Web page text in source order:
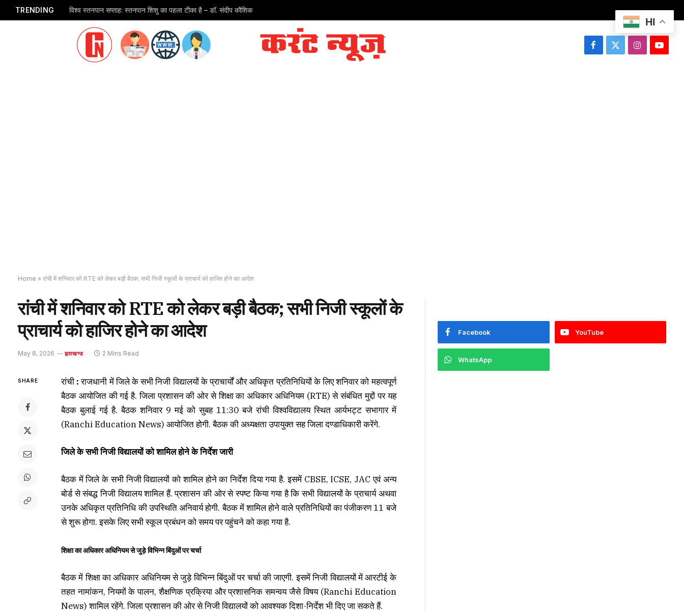
TRENDING विश्व स्तनपान सप्ताह: स्तनपान शिशु का पहला टीका है – डॉ. संदीप कौशिक
Facebook
X
Instagram
Home » रांची में शनिवार को RTE को लेकर बड़ी बैठक; सभी निजी स्कूलों के प्राचार्य को हाजिर होने का आदेश
रांची में शनिवार को RTE को लेकर बड़ी बैठक; सभी निजी स्कूलों के
प्राचार्य को हाजिर होने का आदेश
May 8, 2026 झारखण्ड 2 Mins Read
SHARE रांची :राजधानी में जिले के सभी निजी विद्यालयों के प्राचार्यों और अधिकृत प्रतिनिधियों के लिए शनिवार को महत्वपूर्ण
बैठक आयोजित की गई है. जिला प्रशासन की ओर से शिक्षा का अधिकार अधिनियम (RTE) से संबंधित मुद्दों पर यह
बैठक बुलाई गई है. बैठक शनिवार 9 मई को सुबह 11:30 बजे रांची विश्वविद्यालय स्थित आर्यभट्ट सभागार में
(Ranchi Education News) आयोजित होगी. बैठक की अध्यक्षता उपायुक्त सह जिला दण्डाधिकारी करेंगे.
जिले के सभी निजी विद्यालयों को शामिल होने के निर्देश जारी
बैठक में जिले के सभी निजी विद्यालयों को शामिल होने का निर्देश दिया गया है. इसमें CBSE, ICSE, JAC एवं अन्य
बोर्ड से संबद्ध निजी विद्यालय शामिल हैं. प्रशासन की ओर से स्पष्ट किया गया है कि सभी विद्यालयों के प्राचार्य अथवा
उनके अधिकृत प्रतिनिधि की उपस्थिति अनिवार्य होगी. बैठक में शामिल होने वाले प्रतिनिधियों का पंजीकरण 11 बजे
से शुरू होगा. इसके लिए सभी स्कूल प्रबंधन को समय पर पहुंचने को कहा गया है.
शिक्षा का अधिकार अधिनियम से जुड़े विभिन्न बिंदुओं पर चर्चा
बैठक में शिक्षा का अधिकार अधिनियम से जुड़े विभिन्न बिंदुओं पर चर्चा की जाएगी. इसमें निजी विद्यालयों में आरटीई के
तहत नामांकन, नियमों के पालन, शैक्षणिक प्रक्रिया और प्रशासनिक समन्वय जैसे विषय (Ranchi Education
News) शामिल रहेंगे. जिला प्रशासन की ओर से निजी विद्यालयों को आवश्यक दिशा-निर्देश भी दिए जा सकते हैं.
Facebook YouTube
WhatsApp
HI